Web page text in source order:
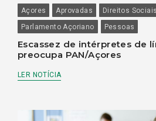
Açores Aprovadas Direitos
Parlamento Açoriano
Pessoas
Escassez de intérpretes de
preocupa PAN/Açores
LER NOTÍCIA